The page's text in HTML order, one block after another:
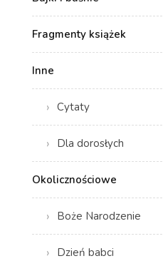
Fragmenty książek
Inne
Cytaty
Dla dorosłych
Okolicznościowe
Boże Narodzenie
Dzień babci